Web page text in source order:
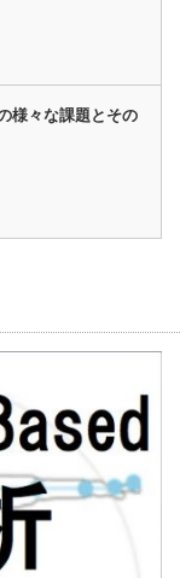
様々な課題とその